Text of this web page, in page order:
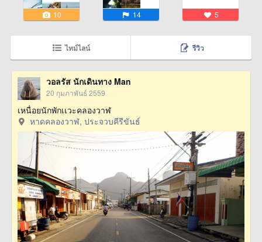
10 14 5
ไทม์ไลน์ รีวิว
วอลรัส นักเดินทาง Man
20 กุมภาพันธ์ 2559
เหนื่อยนักพักเเวะคลองวาฬ
หาดคลองวาฬ, ประจวบคีรีขันธ์